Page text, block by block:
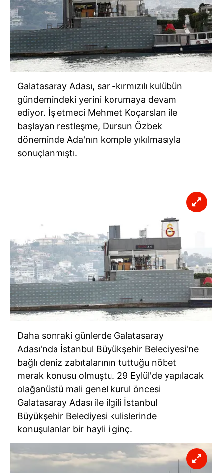
Galatasaray Adası, sarı-kırmızılı kulübün
gündemindeki yerini korumaya devam
ediyor. İşletmeci Mehmet Koçarslan ile
başlayan restleşme, Dursun Özbek
döneminde Ada'nın komple yıkılmasıyla
sonuçlanmıştı.
Daha sonraki günlerde Galatasaray
Adası'nda İstanbul Büyükşehir Belediyesi'ne
bağlı deniz zabıtalarının tuttuğu nöbet
merak konusu olmuştu. 29 Eylül'de yapılacak
olağanüstü mali genel kurul öncesi
Galatasaray Adası ile ilgili İstanbul
Büyükşehir Belediyesi kulislerinde
konuşulanlar bir hayli ilginç.